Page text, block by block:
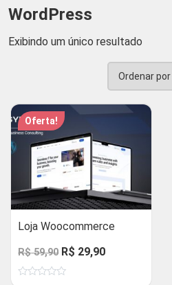
WordPress
Exibindo um único resultado
Oferta!
Loja Woocommerce
R$59,90 O
preço
R$ 29,90O